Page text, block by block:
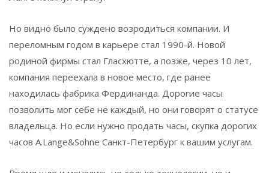
Но видно было суждено возродиться компании. И
переломным годом в карьере стал 1990-й. Новой
родиной фирмы стал Гласхютте, а позже, через 10 лет,
компания переехала в новое место, где ранее
находилась фабрика Фердинанда. Дорогие часы
позволить мог себе не каждый, но они говорят о статусе
владельца. Но если нужно продать часы, скупка дорогих
часов A.Lange&Sohne Санкт-Петербург к вашим услугам.